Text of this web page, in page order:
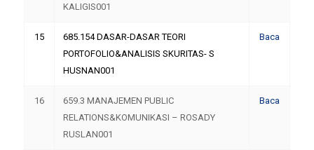
KALIGIS001
15
685.154 DASAR-DASAR TEORI
PORTOFOLIO&ANALISIS SKURITAS- S
HUSNAN001
Baca
16
659.3 MANAJEMEN PUBLIC
RELATIONS&KOMUNIKASI – ROSADY
RUSLAN001
Baca